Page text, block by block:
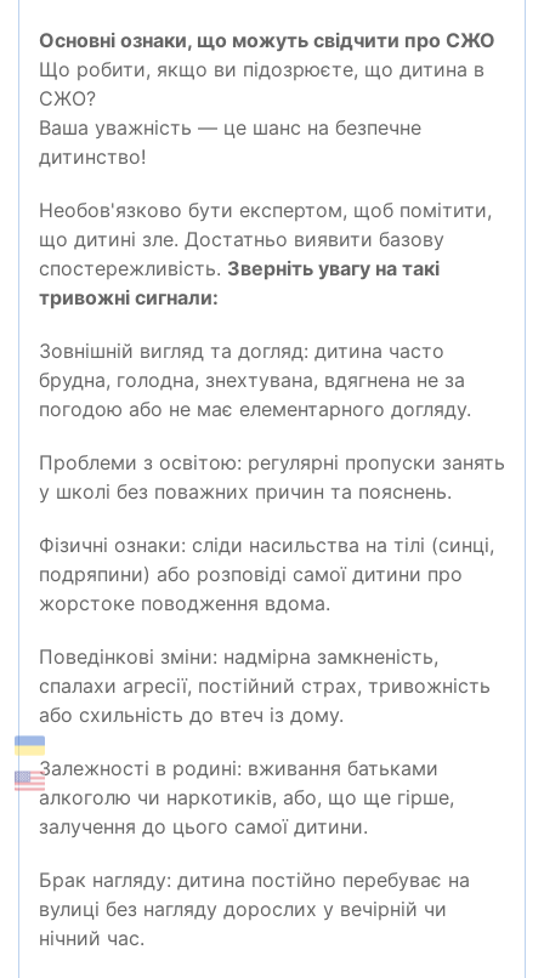
Основні ознаки, що можуть свідчити про СЖО
Що робити, якщо ви підозрюєте, що дитина в
СЖО?
Ваша уважність — це шанс на безпечне
дитинство!
Необов'язково бути експертом, щоб помітити,
що дитині зле. Достатньо виявити базову
спостережливість. Зверніть увагу на такі
тривожні сигнали:
Зовнішній вигляд та догляд: дитина часто
брудна, голодна, знехтувана, вдягнена не за
погодою або не має елементарного догляду.
Проблеми з освітою: регулярні пропуски занять
у школі без поважних причин та пояснень.
Фізичні ознаки: сліди насильства на тілі (синці,
подряпини) або розповіді самої дитини про
жорстоке поводження вдома.
Поведінкові зміни: надмірна замкненість,
спалахи агресії, постійний страх, тривожність
або схильність до втеч із дому.
Залежності в родині: вживання батьками
алкоголю чи наркотиків, або, що ще гірше,
залучення до цього самої дитини.
Брак нагляду: дитина постійно перебуває на
вулиці без нагляду дорослих у вечірній чи
нічний час.